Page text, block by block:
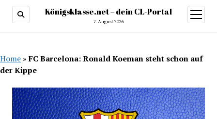
Königsklasse.net – dein CL-Portal
7. August 2026
Menü
öffnen
Home »FC Barcelona: Ronald Koeman steht schon auf
der Kippe